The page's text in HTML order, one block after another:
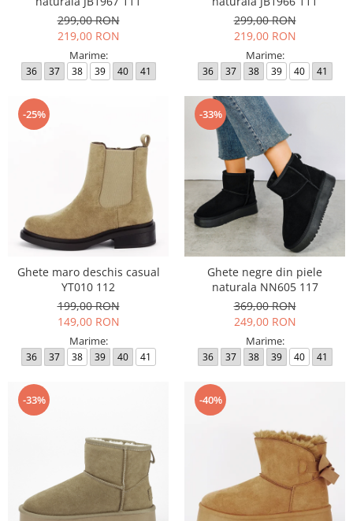
299,00 RON
219,00 RON
Marime:
36 37 38 39 40 41
299,00 RON
219,00 RON
Marime:
36 37 38 39 40 41
-25%
Ghete maro deschis casual
YT010 112
199,00 RON
149,00 RON
Marime:
36 37 38 39 40 41
-33%
Ghete negre din piele
naturala NN605 117
369,00 RON
249,00 RON
Marime:
36 37 38 39 40 41
-33% -40%